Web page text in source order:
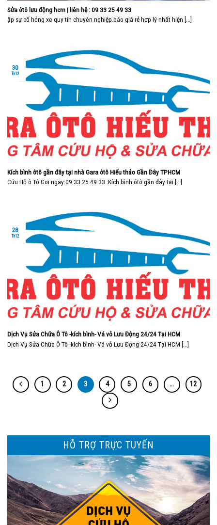
Sửa ôtô lưu động hcm | liên hệ : 09 33 25 49 33
ặp sự cố hỏng xe quy tín chuyên nghiệp.báo giá rẻ hợp lý nhất hiện [...]
Kích bình ôtô gần đây tại nhà Gara ôtô Hiếu thảo Gần Đây TPHCM
Cứu Hộ ô Tô:Goi ngay:09 33 25 49 33 :Kích bình ôtô gần đây tại [...]
30
Th12
Dịch Vụ Sửa Chữa Ô Tô -kích bình- Vá vỏ Lưu Động 24/24 Tại HCM
Dịch Vụ Sửa Chữa Ô Tô -kích bình- Vá vỏ Lưu Động 24/24 Tại HCM [...]
28
Th12
1 2 3 4 5 6 … 12
HỖ TRỢ TRỰC TUYẾN